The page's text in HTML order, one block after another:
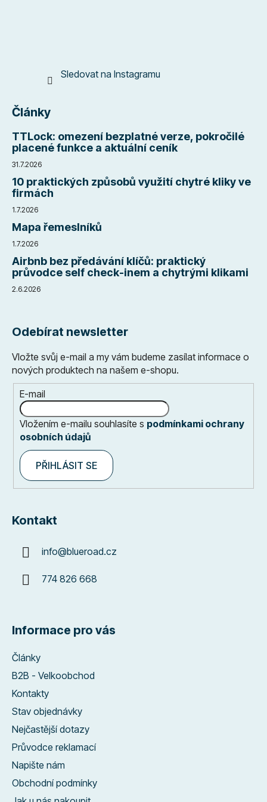
Sledovat na Instagramu
Články
TTLock: omezení bezplatné verze, pokročilé
placené funkce a aktuální ceník
31.7.2026
10 praktických způsobů využití chytré kliky ve
firmách
1.7.2026
Mapa řemeslníků
1.7.2026
Airbnb bez předávání klíčů: praktický
průvodce self check-inem a chytrými klikami
2.6.2026
Odebírat newsletter
Vložte svůj e-mail a my vám budeme zasílat informace o
nových produktech na našem e-shopu.
E-mail
Vložením e-mailu souhlasíte s podmínkami ochrany
osobních údajů
PŘIHLÁSIT SE
Kontakt
info@blueroad.cz
774 826 668
Informace pro vás
Články
B2B - Velkoobchod
Kontakty
Stav objednávky
Nejčastější dotazy
Průvodce reklamací
Napište nám
Obchodní podmínky